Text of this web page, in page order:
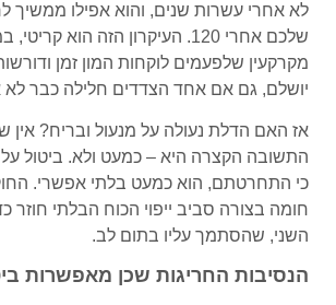
לא אחרי עשרות שנים, והוא אפילו ממשיך
שלכם אחרי 120. העיקרון הזה הוא
מקרקעין שלפעמים לוקחות המון זמן
יושלם, גם אם אחד הצדדים חלילה כבר לא
אז האם הדלת נעולה על מנעול ובריח? אין
התשובה הקצרה היא – כמעט ולא. ביטול
כי התחרטתם, הוא כמעט בלתי אפשרי.
חומה בצורה סביב ייפוי הכוח הבלתי חוזר
השני, שהסתמך עליו בתום לב.
הנסיבות החריגות שכן מאפשרות